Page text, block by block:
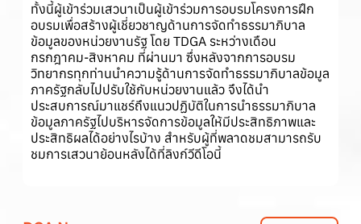
ทั้งนี้ผู้เข้าร่วมเสวนาเป็นผู้เข้าร่วมการอบรมโครงการฝึก
อบรมเพื่อสร้างผู้เชี่ยวชาญด้านการจัดทำธรรมาภิบาล
ข้อมูลของหน่วยงานรัฐ โดย TDGA ระหว่างเดือน
กรกฎาคม-สิงหาคม ที่ผ่านมา ซึ่งหลังจากการอบรม
วิทยากรทุกท่านนำความรู้ด้านการจัดทำธรรมาภิบาลข้อมูล
ภาครัฐกลับไปปรับใช้กับหน่วยงานแล้ว จึงได้นำ
ประสบการณ์มาแชร์ถึงแนวปฏิบัติในการนำธรรมาภิบาล
ข้อมูลภาครัฐไปบริหารจัดการข้อมูลให้มีประสิทธิภาพและ
ประสิทธิผลได้อย่างไรบ้าง สำหรับผู้ที่พลาดชมสามารถรับ
ชมการเสวนาย้อนหลังได้ที่ลิงก์วีดีโอนี้